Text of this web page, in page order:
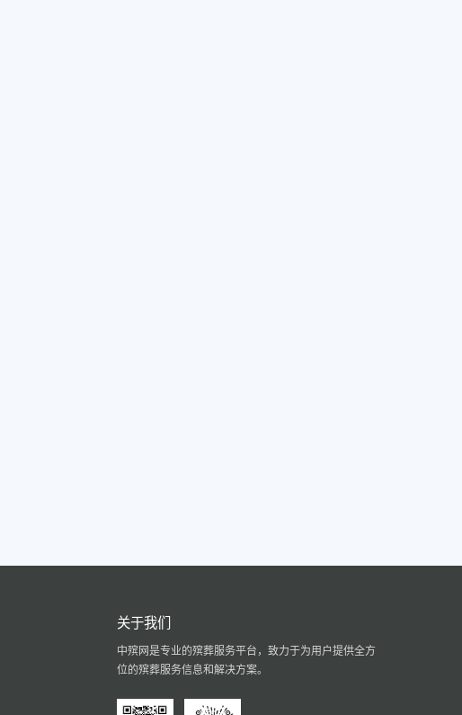
关于我们
中殡网是专业的殡葬服务平台，致力于为用户提供全方
位的殡葬服务信息和解决方案。